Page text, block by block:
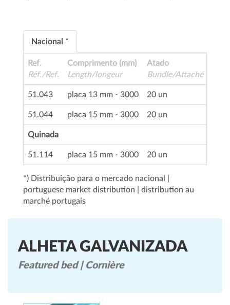
Nacional *
Ref.
Réf./Ref.
Comprimento (mm)
Length/longeur
Atado
Bundle/Attaché
51.043 placa 13 mm - 3000 20 un
51.044 placa 15 mm - 3000 20 un
Quinada
51.114 placa 15 mm - 3000 20 un
*) Distribuição para o mercado nacional |
portuguese market distribution | distribution au
marché portugais
ALHETA GALVANIZADA
Featured bed | Cornière